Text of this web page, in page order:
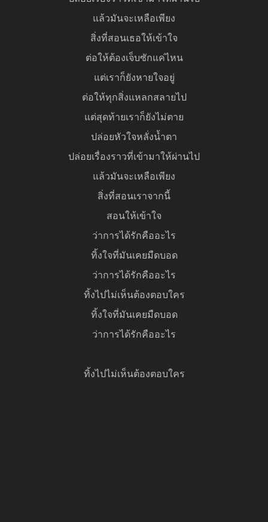
แล้วมันจะเหลือเพียง
สิ่งที่สอนเธอให้เข้าใจ
ต่อให้ต้องเจ็บซักแค่ไหน
แต่เราก็ยังหายใจอยู่
ต่อให้ทุกสิ่งแหลกสลายไป
แต่สุดท้ายเราก็ยังไม่ตาย
ปล่อยหัวใจหลั่งน้ำตา
ปล่อยเรื่องราวที่เข้ามาให้ผ่านไป
แล้วมันจะเหลือเพียง
สิ่งที่สอนเราจากนี้
สอนให้เข้าใจ
ว่าการได้รักคืออะไร
ทิ้งใจที่มันเคยมืดบอด
ว่าการได้รักคืออะไร
ทิ้งไปไม่เห็นต้องตอบใคร
ทิ้งใจที่มันเคยมืดบอด
ว่าการได้รักคืออะไร
ทิ้งไปไม่เห็นต้องตอบใคร